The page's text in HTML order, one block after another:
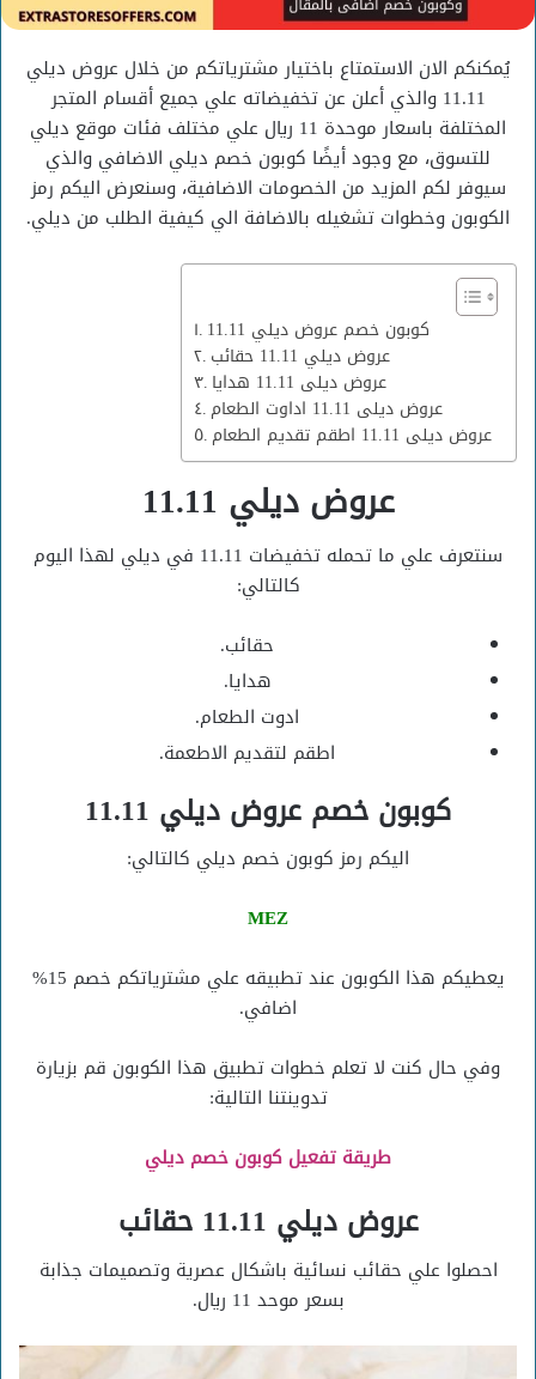
يُمكنكم الان الاستمتاع باختيار مشترياتكم من خلال عروض ديلي
11.11 والذي أعلن عن تخفيضاته علي جميع أقسام المتجر
المختلفة باسعار موحدة 11 ريال علي مختلف فئات موقع ديلي
للتسوق، مع وجود أيضًا كوبون خصم ديلي الاضافي والذي
سيوفر لكم المزيد من الخصومات الاضافية، وسنعرض اليكم رمز
الكوبون وخطوات تشغيله بالاضافة الي كيفية الطلب من ديلي.
كوبون خصم عروض ديلي 11.11
عروض ديلي 11.11 حقائب
عروض ديلى 11.11 هدايا
عروض ديلى 11.11 اداوت الطعام
عروض ديلى 11.11 اطقم تقديم الطعام
عروض ديلي 11.11
سنتعرف علي ما تحمله تخفيضات 11.11 في ديلي لهذا اليوم
كالتالي:
حقائب.
هدايا.
ادوت الطعام.
اطقم لتقديم الاطعمة.
كوبون خصم عروض ديلي 11.11
اليكم رمز كوبون خصم ديلي كالتالي:
MEZ
يعطيكم هذا الكوبون عند تطبيقه علي مشترياتكم خصم 15%
اضافي.
وفي حال كنت لا تعلم خطوات تطبيق هذا الكوبون قم بزيارة
تدوينتنا التالية:
طريقة تفعيل كوبون خصم ديلي
عروض ديلي 11.11 حقائب
احصلوا علي حقائب نسائية باشكال عصرية وتصميمات جذابة
بسعر موحد 11 ريال.